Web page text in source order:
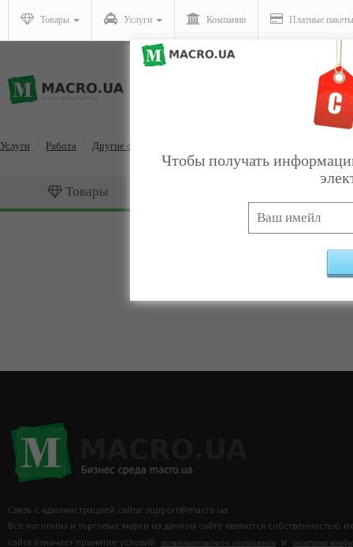
Товары Услуги Компании Платные пакеты
Услуги Работа Другие сферы занятий
Товары
Другие сферы занятий
Связь с администрацией сайта: support@macro.ua.
Все логотипы и торговые марки на данном сайте являются собственностью
сайта означает принятие условий
пользовательского соглашения и политики
Чтобы получать